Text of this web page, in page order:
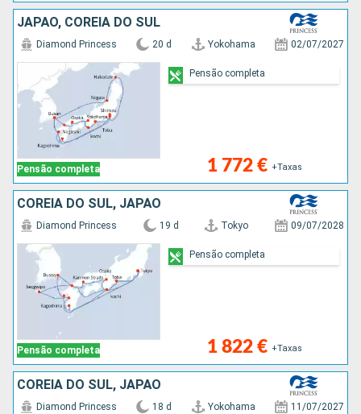
JAPÃO, COREIA DO SUL
Pensão completa
Diamond Princess 20 d Yokohama 02/07/2027
1 772 € +Taxas
Pensão completa
COREIA DO SUL, JAPÃO
Pensão completa
Diamond Princess 19 d Tokyo 09/07/2028
1 822 € +Taxas
Pensão completa
COREIA DO SUL, JAPÃO
Diamond Princess 18 d Yokohama 11/07/2027